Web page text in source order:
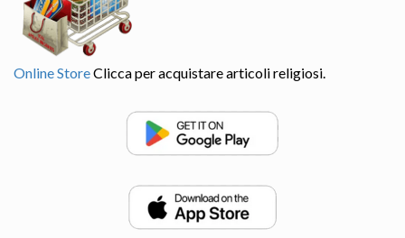
Online StoreClicca per acquistare articoli religiosi.